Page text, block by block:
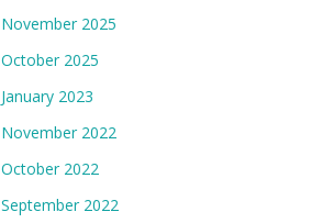
November 2025
October 2025
January 2023
November 2022
October 2022
September 2022